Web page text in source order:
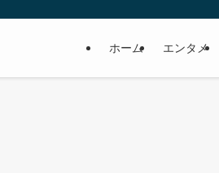
ホーム エンタメ